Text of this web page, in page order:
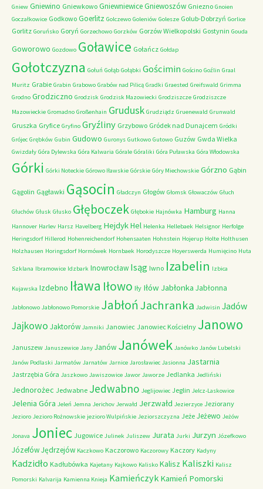
Gniew Gniewino Gniewkowo GniewniewiceGniewoszów Gniezno Gnoien
Goczałkowice Godkowo Goerlitz Golczewo Goleniów Golesze Golub-Dobrzyń Gorlice
Gorlitz Goruńsko Goryń Gorzechowo Gorzków Gorzów Wielkopolski Gostynin Gouda
Goworowo Gozdowo Goławice Gołańcz Gołdap
Gołotczyzna Gołuń Gołąb Gołąbki Gościmin Gościno Goźlin Graal
Muritz Grabie Grabin Grabowo Grabów nad Pilicą Gradki Graested Greifswald Grimma
Grodno Grodziczno Grodzisk Grodzisk Mazowiecki Grodziszcze Grodziszcze
Mazowieckie Gromadno Großenhain Grudusk Grudziądz Gruenewald Grunwald
Gruszka Gryfice Gryfino Gryźliny Grzybowo Gródek nad Dunajcem Gródki
Grójec Grębków Gubin Gudowo Guronys Gutkowo Gutowo Guzów Gwda Wielka
Gwizdały Góra Dylewska Góra Kalwaria Górale Góraliki Góra Puławska Góra Włodowska
Górki Górki Noteckie Górowo Iławskie Górskie Góry Miechowskie Górzno Gąbin
Gągolin Gągławki Gąsocin Gładczyn Głogów Głomsk Głowaczów Głuch
Głuchów Głusk Głusko Głęboczek Głębokie Hajnówka Hamburg Hanna
Hannover Harlev Harsz Havelberg HejdykHel Helenka Hellebaek Helsignor Herfolge
Heringsdorf Hillerod Hohenreichendorf Hohensaaten Hohnstein Hojerup Holte Holthusen
Holzhausen Horingsdorf Hormówek Hornbaek Horodyszcze Hoyerswerda Humięcino Huta
Szklana Ibramowice Idzbark Inowrocław Isąg Iwno Izabelin Izbica
Kujawska Izdebno Iława Iłowo Iły Iłów Jabłonka Jabłonna
Jabłonowo Jabłonowo Pomorskie JabłońJachranka Jadwisin Jadów
Jajkowo Jaktorów Jamniki Janowiec Janowiec Kościelny Janowo
Januszew Januszewice Jany Janów Janówek Janówko Janów Lubelski
Janów Podlaski Jarmatów Jarnatów Jarnice Jarosławiec Jasionna Jastarnia
Jastrzębia Góra Jaszkowo Jawiszowice Jawor Jaworze Jedlanka Jedliński
Jednorożec Jedwabne Jedwabno Jeglijowiec Jeglin Jelcz-Laskowice
Jelenia Góra Jeleń Jemna Jerichov Jerwałd Jerzwałd Jezierzyce Jeziorany
Jezioro Jezioro Rożnowskie jezioro Wulpińskie Jeziorszczyzna Jeże Jeżewo Jeżów
Jonava Joniec Jugowice Julinek Juliszew Jurata Jurki Jurzyn Józefkowo
JózefówJędrzejów Kaczkowo Kaczorowo Kaczorowy Kaczory Kadyny
Kadzidło Kadłubówka Kajetany Kajkowo Kalisko Kalisz Kaliszki Kalisz
Pomorski Kalvarija Kamienna Knieja Kamieńczyk Kamień Pomorski